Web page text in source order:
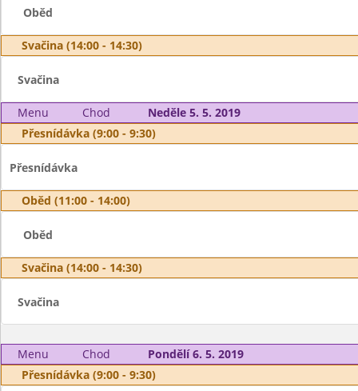
Oběd
Svačina (14:00 - 14:30)
Svačina
Menu Chod
Neděle 5. 5. 2019
Přesnídávka (9:00 - 9:30)
Přesnídávka
Oběd (11:00 - 14:00)
Oběd
Svačina (14:00 - 14:30)
Svačina
Menu Chod
Pondělí 6. 5. 2019
Přesnídávka (9:00 - 9:30)